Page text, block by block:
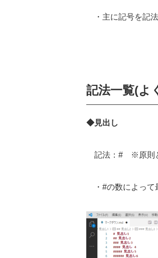
・主に記号を記法
記法一覧(よ
◆見出し
記法： # ※原則
・ #の数によって